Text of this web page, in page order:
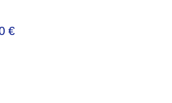
€Preisspanne: